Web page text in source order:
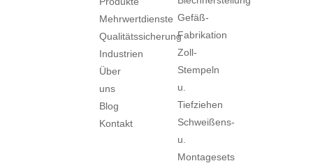
Mehrwertdienste
Qualitätssicherung
Industrien
Über
uns
Blog
Kontakt
Gefäß-
Fabrikation
Zoll-
Stempeln
u.
Tiefziehen
Schweißens-
u.
Montagesets